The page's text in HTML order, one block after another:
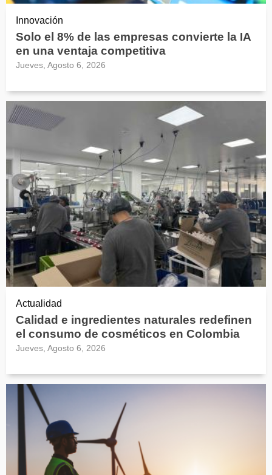
Innovación
Solo el 8% de las empresas convierte la IA
en una ventaja competitiva
Jueves, Agosto 6, 2026
Actualidad
Calidad e ingredientes naturales redefinen
el consumo de cosméticos en Colombia
Jueves, Agosto 6, 2026